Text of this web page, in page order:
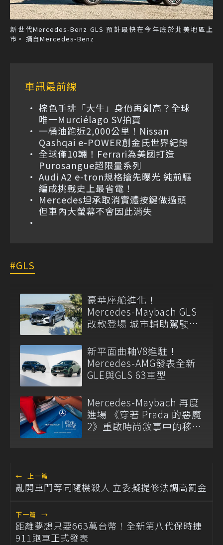
新世代Mercedes-Benz GLS 預計最快在今年底於北美地區上
市。 摘自Mercedes-Benz
車訊最前線
棕色手排「大牛」身價再創高？全球
唯一Murciélago SV拍賣
一桶油跑近2,000公里！Nissan
Qashqai e-POWER創金氏世界紀錄
全球僅10輛！Ferrari為美國打造
Purosangue超限量系列
Audi A2 e-tron規格搶先曝光 純前驅
編成挑戰史上最省電！
Mercedes坦承取消實體按鍵做過頭
但車內大螢幕不會因此消失
GLS
豪華座艙進化！
Mercedes-Maybach GLS
改款登場 城市輔助駕駛首
新平面曲軸V8進駐！
Mercedes-AMG發表全新
GLE與GLS 63車型
Mercedes-Maybach 再度
進場 《穿著 Prada 的惡魔
2》重啟時尚敘事中的移動
← 上一篇
亂開車門等同隨機殺人 立委擬提修法調高罰金
下一篇 →
距離夢想只要663萬台幣！全新第八代保時捷
911跑車正式發表